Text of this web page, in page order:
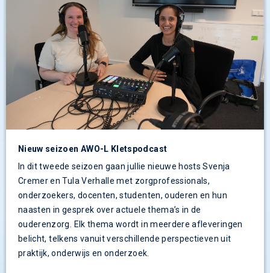
Nieuw seizoen AWO-L Kletspodcast
In dit tweede seizoen gaan jullie nieuwe hosts Svenja
Cremer en Tula Verhalle met zorgprofessionals,
onderzoekers, docenten, studenten, ouderen en hun
naasten in gesprek over actuele thema’s in de
ouderenzorg. Elk thema wordt in meerdere afleveringen
belicht, telkens vanuit verschillende perspectieven uit
praktijk, onderwijs en onderzoek.